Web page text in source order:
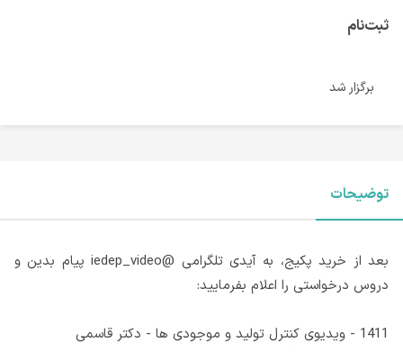
ثبت‌نام
برگزار شد
توضیحات
بعد از خرید پکیج، به آیدی تلگرامی @iedep_video پیام بدین و
دروس درخواستی را اعلام بفرمایید:
1411 - ویدیوی کنترل تولید و موجودی ها - دکتر قاسمی